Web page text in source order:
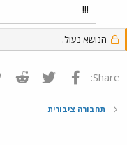
!!!
הנושא נעול.
Share: פייסבוק Twitter
תחבורה ציבורית